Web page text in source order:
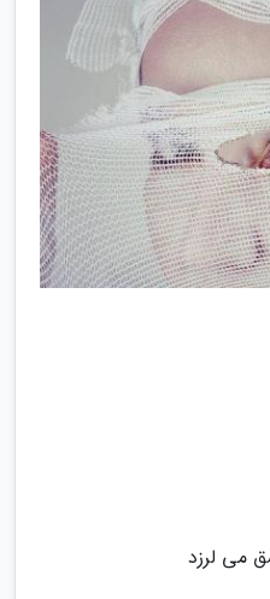
می لرزد